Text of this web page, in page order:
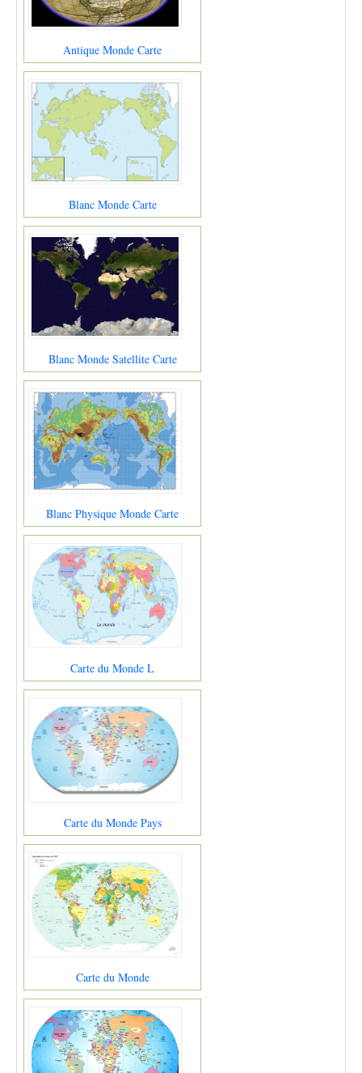
Antique Monde Carte
Blanc Monde Carte
Blanc Monde Satellite Carte
Blanc Physique Monde Carte
Carte du Monde L
Carte du Monde Pays
Carte du Monde